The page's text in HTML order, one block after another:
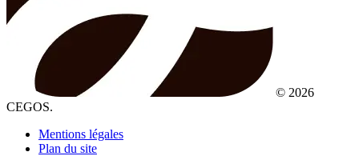
© 2026
CEGOS.
Mentions légales
Plan du site